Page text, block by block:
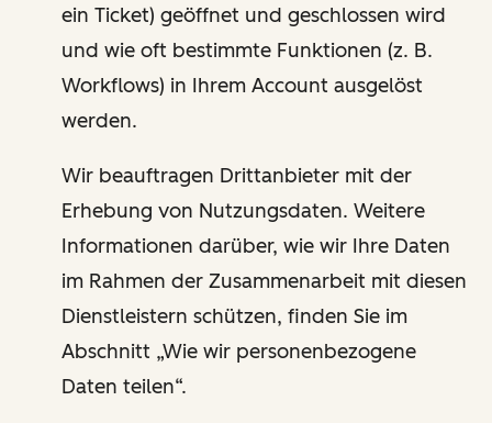
ein Ticket) geöffnet und geschlossen wird
und wie oft bestimmte Funktionen (z. B.
Workflows) in Ihrem Account ausgelöst
werden.
Wir beauftragen Drittanbieter mit der
Erhebung von Nutzungsdaten. Weitere
Informationen darüber, wie wir Ihre Daten
im Rahmen der Zusammenarbeit mit diesen
Dienstleistern schützen, finden Sie im
Abschnitt „Wie wir personenbezogene
Daten teilen“.